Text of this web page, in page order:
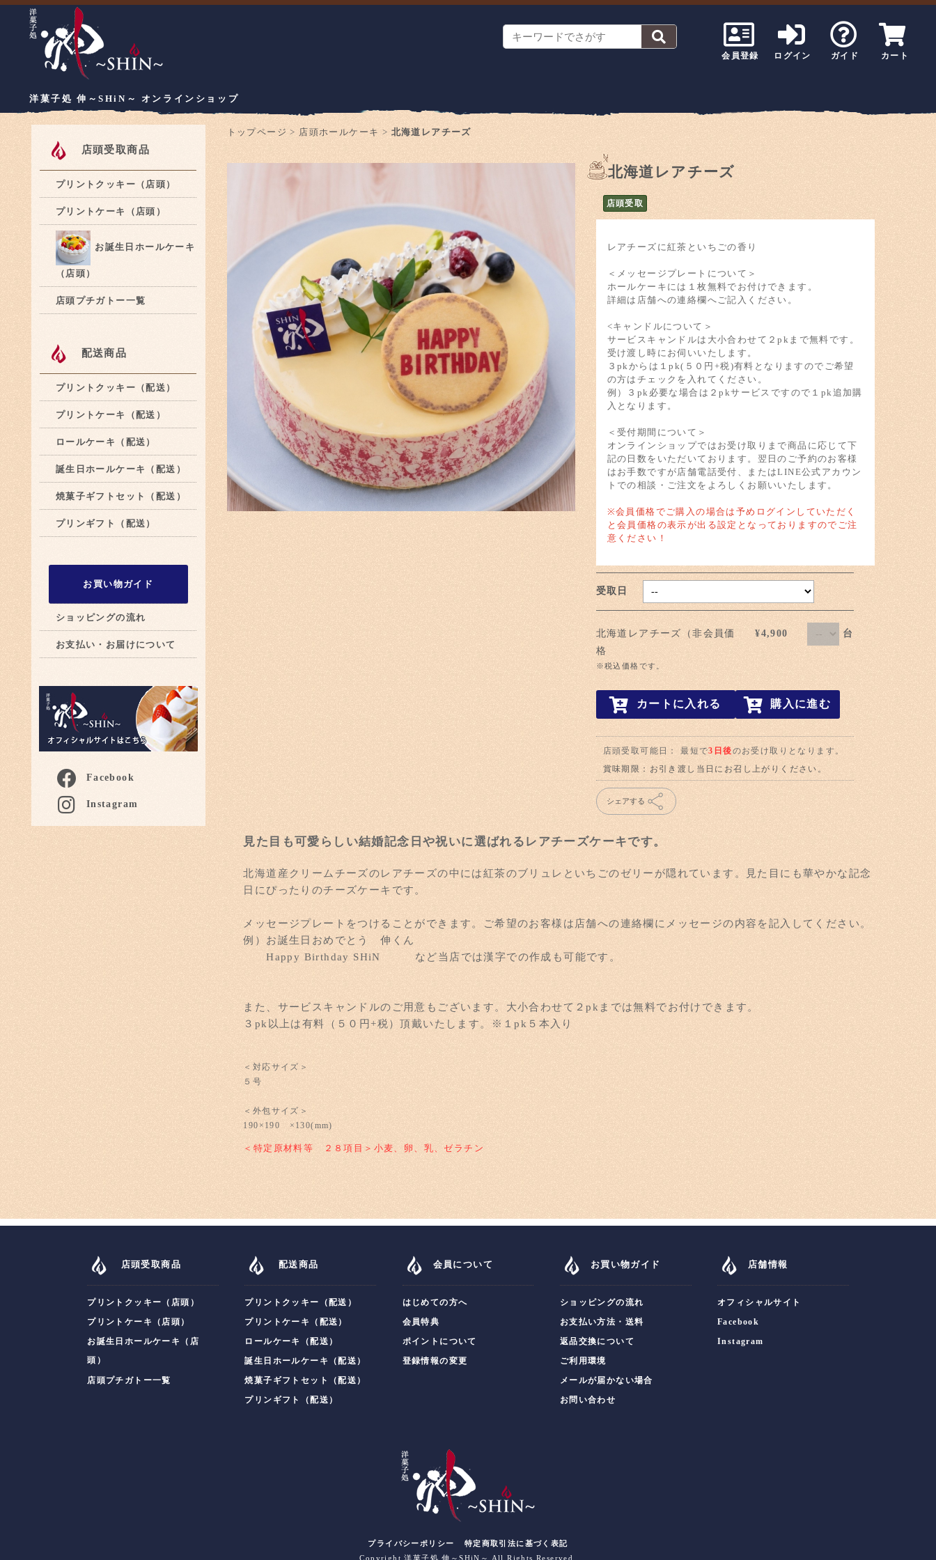
会員登録 ログイン ガイド カート
洋菓子処 伸～SHiN～ オンラインショップ
店頭受取商品
プリントクッキー（店頭）
プリントケーキ（店頭）
お誕生日ホールケーキ
（店頭）
店頭プチガトー一覧
配送商品
プリントクッキー（配送）
プリントケーキ（配送）
ロールケーキ（配送）
誕生日ホールケーキ（配送）
焼菓子ギフトセット（配送）
プリンギフト（配送）
お買い物ガイド
ショッピングの流れ
お支払い・お届けについて
Facebook
Instagram
トップページ > 店頭ホールケーキ > 北海道レアチーズ
北海道レアチーズ
店頭受取
レアチーズに紅茶といちごの香り
＜メッセージプレートについて＞
ホールケーキには１枚無料でお付けできます。
詳細は店舗への連絡欄へご記入ください。
<キャンドルについて＞
サービスキャンドルは大小合わせて２pkまで無料です。
受け渡し時にお伺いいたします。
３pkからは１pk(５０円+税)有料となりますのでご希望
の方はチェックを入れてください。
例）３pk必要な場合は２pkサービスですので１pk追加購
入となります。
＜受付期間について＞
オンラインショップではお受け取りまで商品に応じて下
記の日数をいただいております。翌日のご予約のお客様
はお手数ですが店舗電話受付、またはLINE公式アカウン
トでの相談・ご注文をよろしくお願いいたします。
※会員価格でご購入の場合は予めログインしていただく
と会員価格の表示が出る設定となっておりますのでご注
意ください！
受取日
北海道レアチーズ（非会員価
格
¥4,900 台
※税込価格です。
カートに入れる 購入に進む
店頭受取可能日： 最短で3日後のお受け取りとなります。
賞味期限：お引き渡し当日にお召し上がりください。
シェアする
見た目も可愛らしい結婚記念日や祝いに選ばれるレアチーズケーキです。
北海道産クリームチーズのレアチーズの中には紅茶のブリュレといちごのゼリーが隠れています。見た目にも華やかな記念
日にぴったりのチーズケーキです。
メッセージプレートをつけることができます。ご希望のお客様は店舗への連絡欄にメッセージの内容を記入してください。
例）お誕生日おめでとう 伸くん
Happy Birthday SHiN など当店では漢字での作成も可能です。
また、サービスキャンドルのご用意もございます。大小合わせて２pkまでは無料でお付けできます。
３pk以上は有料（５０円+税）頂戴いたします。※１pk５本入り
＜対応サイズ＞
５号
＜外包サイズ＞
190×190 ×130(mm)
＜特定原材料等 ２８項目＞小麦、卵、乳、ゼラチン
店頭受取商品
プリントクッキー（店頭）
プリントケーキ（店頭）
お誕生日ホールケーキ（店
頭）
店頭プチガトー一覧
配送商品
プリントクッキー（配送）
プリントケーキ（配送）
ロールケーキ（配送）
誕生日ホールケーキ（配送）
焼菓子ギフトセット（配送）
プリンギフト（配送）
会員について
はじめての方へ
会員特典
ポイントについて
登録情報の変更
お買い物ガイド
ショッピングの流れ
お支払い方法・送料
返品交換について
ご利用環境
メールが届かない場合
お問い合わせ
店舗情報
オフィシャルサイト
Facebook
Instagram
プライバシーポリシー
特定商取引法に基づく表記
Copyright 洋菓子処 伸～SHiN～ All Rights Reserved.